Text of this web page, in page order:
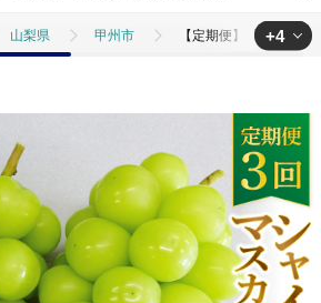
山梨県 甲州市 【定期便】甲州市産
【定期便】甲州市産厳選旬のシャインマスカット
フルーツ(定期便) 【定期便】甲州市産厳選旬
+4